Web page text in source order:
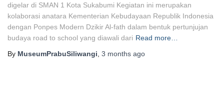
digelar di SMAN 1 Kota Sukabumi Kegiatan ini merupakan
kolaborasi anatara Kementerian Kebudayaan Republik Indonesia
dengan Ponpes Modern Dzikir Al-fath dalam bentuk pertunjujan
budaya road to school yang diawali dari Read more…
By MuseumPrabuSiliwangi 3 months ago